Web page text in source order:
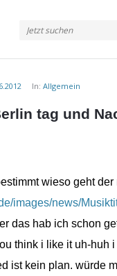
In: Allgemein
tag und
wieso geht
images/news/
das hab ich schon
think i like it uh-huh
ist kein plan. würde